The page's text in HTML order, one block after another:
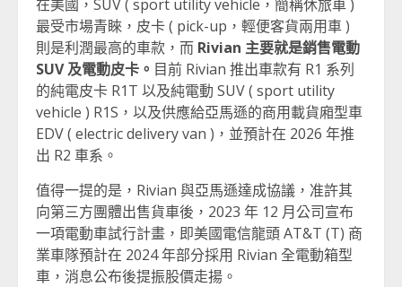
在美國，SUV ( sport utility vehicle，簡稱休旅車 )
最受市場青睞，皮卡 ( pick-up，輕便客貨兩用車 )
則是利潤最高的車款，而 Rivian 主要就是銷售電動
SUV 及電動皮卡。 目前 Rivian 推出車款有 R1 系列
的純電皮卡 R1T 以及純電動 SUV ( sport utility
vehicle ) R1S，以及供應給亞馬遜的商用載貨廂型車
EDV ( electric delivery van )，並預計在 2026 年推
出 R2 車系。
值得一提的是，Rivian 與亞馬遜達成協議，准許其
向第三方團體出售貨車後，2023 年 12 月公司宣布
一項電動車試行計畫，即美國電信龍頭 AT&T (T) 商
業車隊預計在 2024 年部分採用 Rivian 全電動箱型
車，消息公布後提振股價走揚。